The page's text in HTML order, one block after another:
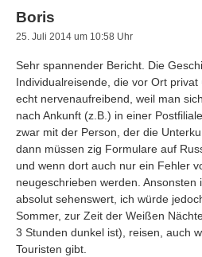
Boris
25. Juli 2014 um 10:58 Uhr
Sehr spannender Bericht. Die
Individualreisende, die vor Ort
echt nervenaufreibend, weil man
nach Ankunft (z.B.) in einer
zwar mit der Person, der die
dann müssen zig Formulare auf
und wenn dort auch nur ein Fehler
neugeschrieben werden. Ansonsten
absolut sehenswert, ich würde
Sommer, zur Zeit der Weißen
3 Stunden dunkel ist), reisen, auch
Touristen gibt.